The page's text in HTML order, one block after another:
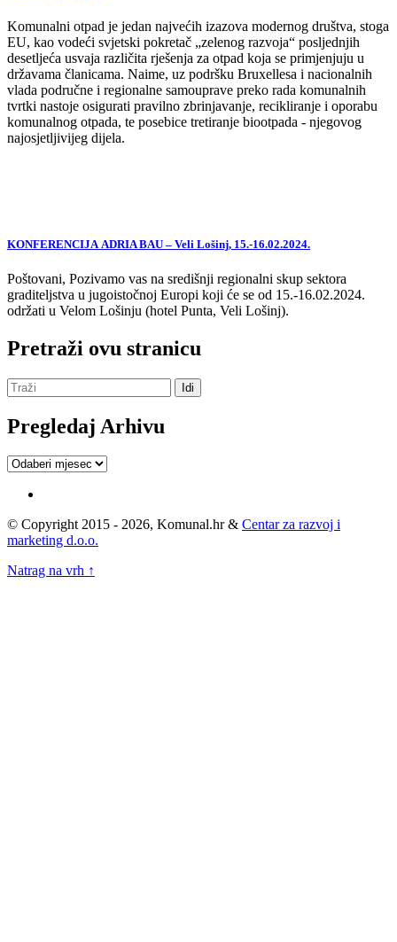
Komunalni otpad je jedan najvećih izazova modernog društva, stoga
EU, kao vodeći svjetski pokretač „zelenog razvoja“ posljednjih
desetljeća usvaja različita rješenja za otpad koja se primjenjuju u
državama članicama. Naime, uz podršku Bruxellesa i nacionalnih
vlada područne i regionalne samouprave preko rada komunalnih
tvrtki nastoje osigurati pravilno zbrinjavanje, recikliranje i oporabu
komunalnog otpada, te posebice tretiranje biootpada - njegovog
najosjetljivijeg dijela.
KONFERENCIJA ADRIA BAU – Veli Lošinj, 15.-16.02.2024.
Poštovani, Pozivamo vas na središnji regionalni skup sektora
graditeljstva u jugoistočnoj Europi koji će se od 15.-16.02.2024.
održati u Velom Lošinju (hotel Punta, Veli Lošinj).
Pretraži ovu stranicu
Pregledaj Arhivu
Pregledaj
© Copyright 2015 - 2026, Komunal.hr & Centar za razvoj i
marketing d.o.o.
Natrag na vrh ↑